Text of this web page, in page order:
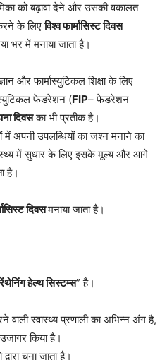
को बढ़ावा देने और उसकी वकालत
करने के लिएविश्व फार्मासिस्ट दिवस
भर में मनाया जाता है।
और फार्मास्युटिकल शिक्षा के लिए
फेडरेशन (FIP– फेडरेशन
दिवसका भी प्रतीक है।
में अपनी उपलब्धियों का जश्न मनाने का
में सुधार के लिए इसके मूल्य और आगे
है।
दिवसमनाया जाता है।
हेल्थ सिस्टम्स” है।
वाली स्वास्थ्य प्रणाली का अभिन्न अंग है,
किया है।
चुना जाता है।